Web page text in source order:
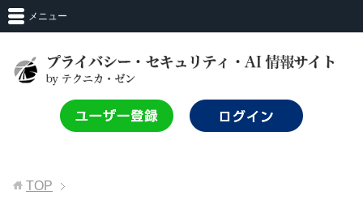
メニュー
TOP